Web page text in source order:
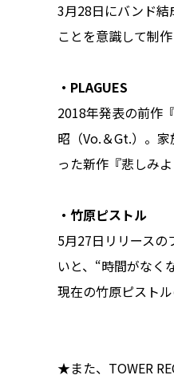
3月28日にバンド結
ことを意識して制
・PLAGUES
2018年発表の前作
昭（Vo.＆Gt.）。
った新作『悲しみ
・竹原ピストル
5月27日リリースの
いと、“時間がなく
現在の竹原ピスト
★また、TOWER